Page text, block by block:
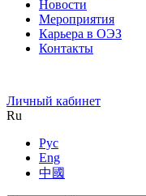
Новости
Мероприятия
Карьера в ОЭЗ
Контакты
Личный кабинет
Ru
Рус
Eng
中國